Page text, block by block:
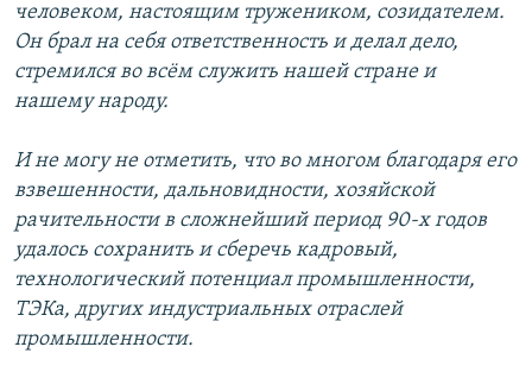
человеком, настоящим тружеником, созидателем.
Он брал на себя ответственность и делал дело,
стремился во всём служить нашей стране и
нашему народу.
И не могу не отметить, что во многом благодаря его
взвешенности, дальновидности, хозяйской
рачительности в сложнейший период 90-х годов
удалось сохранить и сберечь кадровый,
технологический потенциал промышленности,
ТЭКа, других индустриальных отраслей
промышленности.